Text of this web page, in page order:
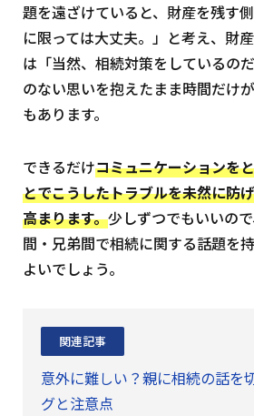
題を遠ざけていると、財産を残す
に限っては大丈夫。」と考え、財
は「当然、相続対策をしているの
のない思いを抱えたまま時間だけ
もあります。
できるだけコミュニケーションを
とでこうしたトラブルを未然に防
高まります。少しずつでもいいの
間・兄弟間で相続に関する話題を
よいでしょう。
関連記事
意外に難しい？親に相続の話を
グと注意点